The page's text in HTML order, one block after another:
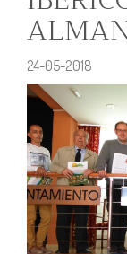
24-05-2018